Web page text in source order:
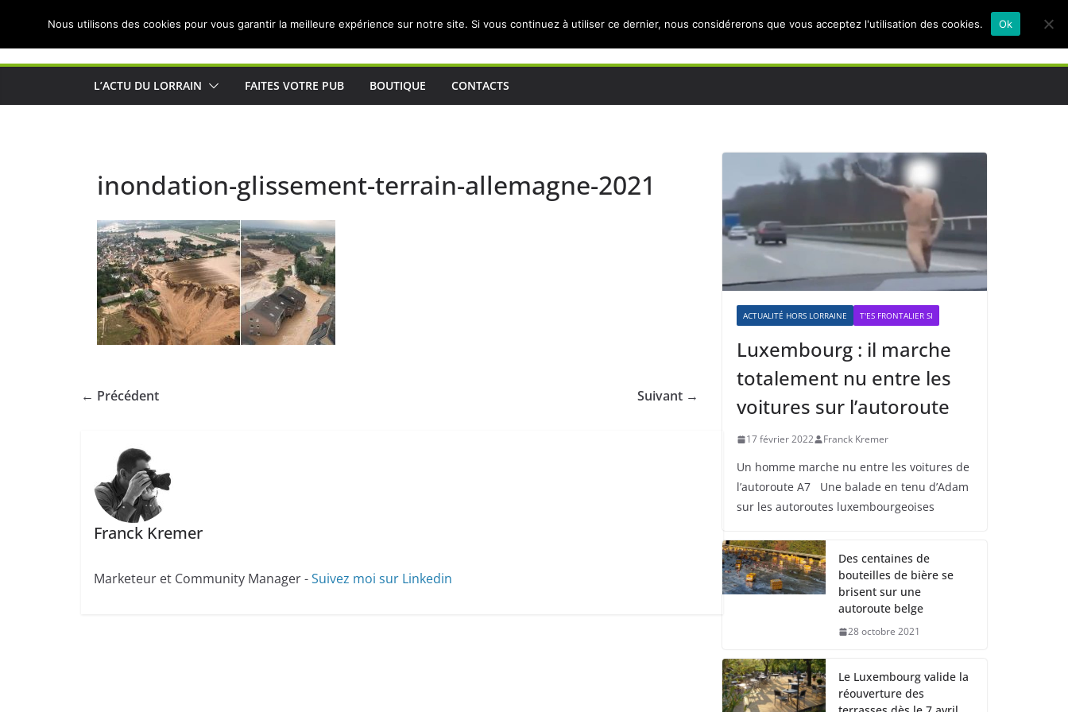
Actualités de Lorraine pour les Lorrains
L’ACTU DU LORRAIN FAITES VOTRE PUB BOUTIQUE CONTACTS
inondation-glissement-terrain-allemagne-2021
← Précédent Suivant →
Franck Kremer
Marketeur et Community Manager -Suivez moi sur Linkedin
ACTUALITÉ HORS LORRAINE T'ES FRONTALIER SI
Luxembourg : il marche
totalement nu entre les
voitures sur l’autoroute
17 février 2022 Franck Kremer
Un homme marche nu entre les voitures de
l’autoroute A7 Une balade en tenu d’Adam
sur les autoroutes luxembourgeoises
Des centaines de
bouteilles de bière se
brisent sur une
autoroute belge
28 octobre 2021
Le Luxembourg valide la
réouverture des
Nous utilisons des cookies pour vous garantir la meilleure expérience sur notre site. Si vous continuez à utiliser ce dernier, nous considérerons que vous acceptez l'utilisation des cookies. Ok